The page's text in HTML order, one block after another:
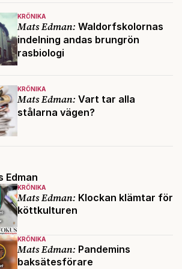
KRÖNIKA
Mats Edman: Waldorfskolornas
indelning andas brungrön
rasbiologi
KRÖNIKA
Mats Edman: Vart tar alla
stålarna vägen?
Edman
KRÖNIKA
Mats Edman: Klockan klämtar för
köttkulturen
KRÖNIKA
Mats Edman: Pandemins
baksätesförare